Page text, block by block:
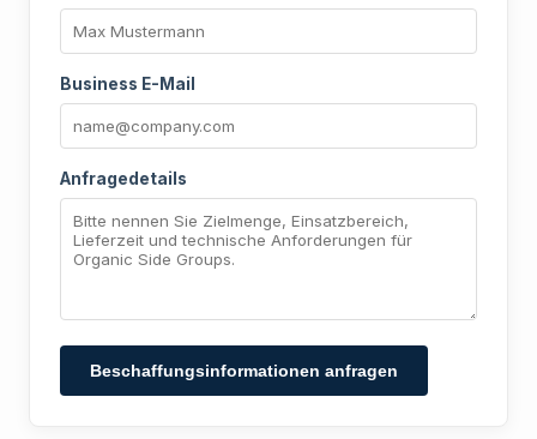
Business E-Mail
Anfragedetails
Beschaffungsinformationen anfragen